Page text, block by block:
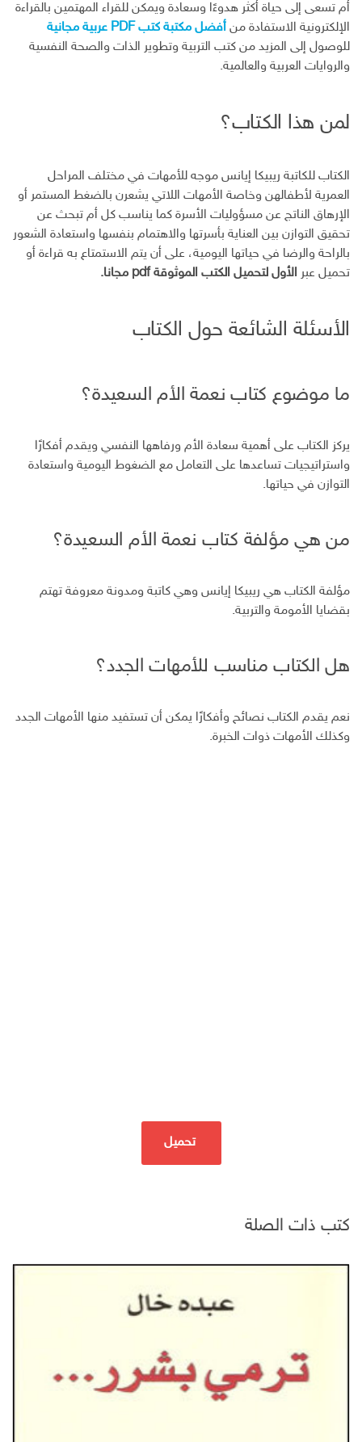
أم تسعى إلى حياة أكثر هدوءًا وسعادة ويمكن للقراء المهتمين بالقراءة
الإلكترونية الاستفادة من أفضل مكتبة كتب PDF عربية مجانية
للوصول إلى المزيد من كتب التربية وتطوير الذات والصحة النفسية
والروايات العربية والعالمية.
لمن هذا الكتاب؟
الكتاب للكاتبة ريبيكا إيانس موجه للأمهات في مختلف المراحل
العمرية لأطفالهن وخاصة الأمهات اللاتي يشعرن بالضغط المستمر أو
الإرهاق الناتج عن مسؤوليات الأسرة كما يناسب كل أم تبحث عن
تحقيق التوازن بين العناية بأسرتها والاهتمام بنفسها واستعادة الشعور
بالراحة والرضا في حياتها اليومية، على أن يتم الاستمتاع به قراءة أو
تحميل عبر الأول لتحميل الكتب الموثوقة pdf مجانا.
الأسئلة الشائعة حول الكتاب
ما موضوع كتاب نعمة الأم السعيدة؟
يركز الكتاب على أهمية سعادة الأم ورفاهها النفسي ويقدم أفكارًا
واستراتيجيات تساعدها على التعامل مع الضغوط اليومية واستعادة
التوازن في حياتها.
من هي مؤلفة كتاب نعمة الأم السعيدة؟
مؤلفة الكتاب هي ريبيكا إيانس وهي كاتبة ومدونة معروفة تهتم
بقضايا الأمومة والتربية.
هل الكتاب مناسب للأمهات الجدد؟
نعم يقدم الكتاب نصائح وأفكارًا يمكن أن تستفيد منها الأمهات الجدد
وكذلك الأمهات ذوات الخبرة.
تحميل
كتب ذات الصلة